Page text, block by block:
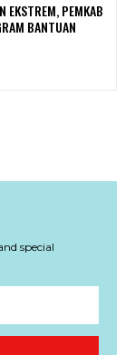
EKSTREM, PEMKAB
BANTUAN
special